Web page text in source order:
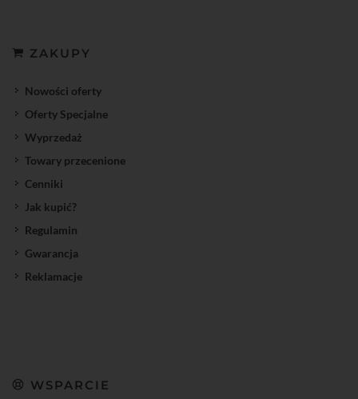
ZAKUPY
Nowości oferty
Oferty Specjalne
Wyprzedaż
Towary przecenione
Cenniki
Jak kupić?
Regulamin
Gwarancja
Reklamacje
WSPARCIE